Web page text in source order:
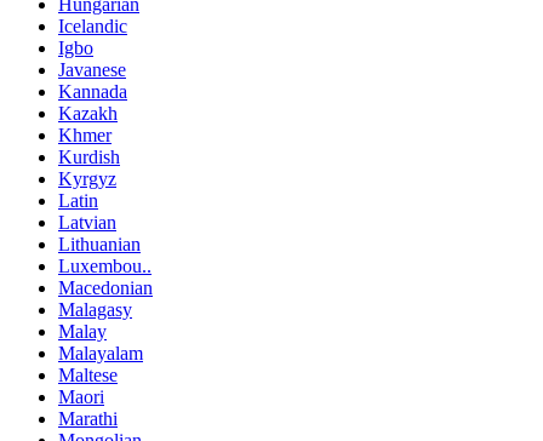
Hungarian
Icelandic
Igbo
Javanese
Kannada
Kazakh
Khmer
Kurdish
Kyrgyz
Latin
Latvian
Lithuanian
Luxembou..
Macedonian
Malagasy
Malay
Malayalam
Maltese
Maori
Marathi